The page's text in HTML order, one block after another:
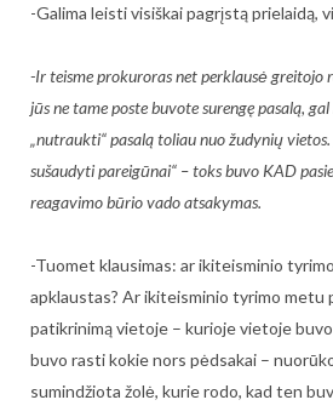
-Galima leisti visiškai pagrįstą prielaidą,
-Ir teisme prokuroras net perklausė greitojo
jūs ne tame poste buvote surengę pasalą,
„nutraukti“ pasalą toliau nuo žudynių
sušaudyti pareigūnai“ – toks buvo KAD
reagavimo būrio vado atsakymas.
-Tuomet klausimas: ar ikiteisminio
apklaustas? Ar ikiteisminio tyrimo metu
patikrinimą vietoje – kurioje vietoje
buvo rasti kokie nors pėdsakai –
sumindžiota žolė, kurie rodo, kad ten